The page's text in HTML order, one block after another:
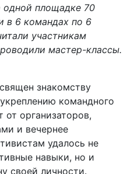
в 6 командах по 6
участникам
мастер-классы.
командного
от организаторов,
и вечернее
удалось не
навыки, но и
своей личности.